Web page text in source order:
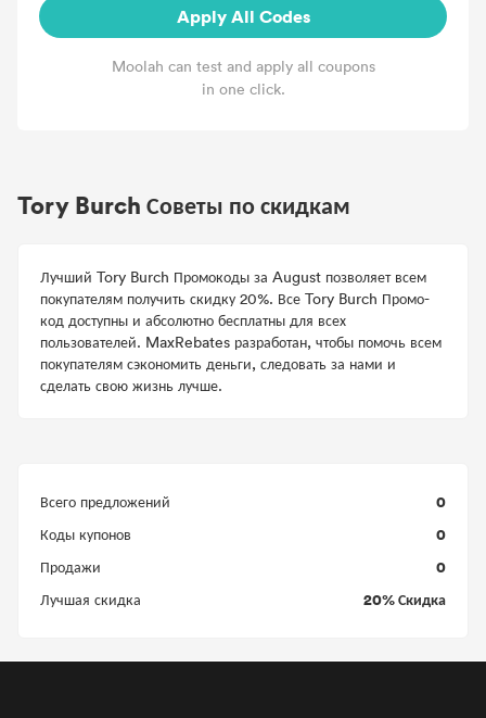
Apply All Codes
Moolah can test and apply all coupons
in one click.
Tory Burch Советы по скидкам
Лучший Tory Burch Промокоды за August позволяет всем
покупателям получить скидку 20%. Все Tory Burch Промо-
код доступны и абсолютно бесплатны для всех
пользователей. MaxRebates разработан, чтобы помочь всем
покупателям сэкономить деньги, следовать за нами и
сделать свою жизнь лучше.
Всего предложений 0
Коды купонов 0
Продажи 0
Лучшая скидка 20% Скидка